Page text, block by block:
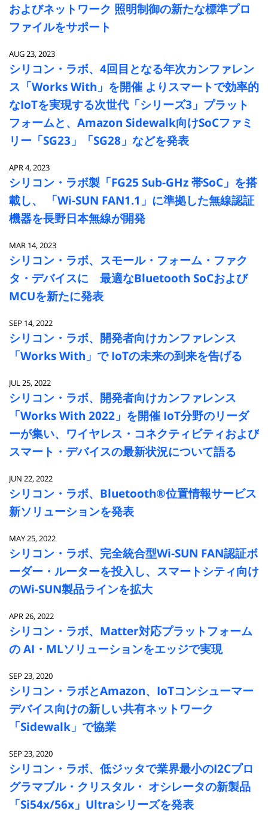
およびネットワーク 照明制御の新たな標準プロ
ファイルをサポート
AUG 23, 2023
シリコン・ラボ、4回目となる年次カンファレン
ス「Works With」を開催 よりスマートで効率的
なIoTを実現する次世代「シリーズ3」プラット
フォームと、Amazon Sidewalk向けSoCファミ
リー「SG23」「SG28」などを発表
APR 4, 2023
シリコン・ラボ製「FG25 Sub-GHz 帯SoC」を搭
載し、 「Wi-SUN FAN1.1」に準拠した無線認証
機器を長野日本無線が開発
MAR 14, 2023
シリコン・ラボ、スモール・フォーム・ファク
タ・デバイスに 最適なBluetooth SoCおよび
MCUを新たに発表
SEP 14, 2022
シリコン・ラボ、開発者向けカンファレンス
「Works With」で IoTの未来の到来を告げる
JUL 25, 2022
シリコン・ラボ、開発者向けカンファレンス
「Works With 2022」を開催 IoT分野のリーダ
ーが集い、ワイヤレス・コネクティビティおよび
スマート・デバイスの最新状況について語る
JUN 22, 2022
シリコン・ラボ、Bluetooth®位置情報サービス
新ソリューションを発表
MAY 25, 2022
シリコン・ラボ、完全統合型Wi-SUN FAN認証ボ
ーダー・ルーターを投入し、スマートシティ向け
のWi-SUN製品ラインを拡大
APR 26, 2022
シリコン・ラボ、Matter対応プラットフォーム
の AI・MLソリューションをエッジで実現
SEP 23, 2020
シリコン・ラボとAmazon、IoTコンシューマー
デバイス向けの新しい共有ネットワーク
「Sidewalk」で協業
SEP 23, 2020
シリコン・ラボ、低ジッタで業界最小のI2Cプロ
グラマブル・クリスタル・ オシレータの新製品
「Si54x/56x」Ultraシリーズを発表